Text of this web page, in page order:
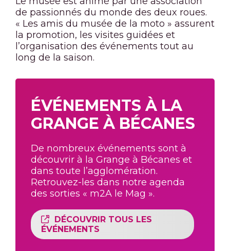
de passionnés du monde des deux roues.
« Les amis du musée de la moto » assurent
la promotion, les visites guidées et
l’organisation des événements tout au
long de la saison.
ÉVÉNEMENTS À LA
GRANGE À BÉCANES
De nombreux événements sont à
découvrir à la Grange à Bécanes et
dans toute l’agglomération.
Retrouvez-les dans notre agenda
des sorties « m2A le Mag ».
DÉCOUVRIR TOUS LES
ÉVÉNEMENTS